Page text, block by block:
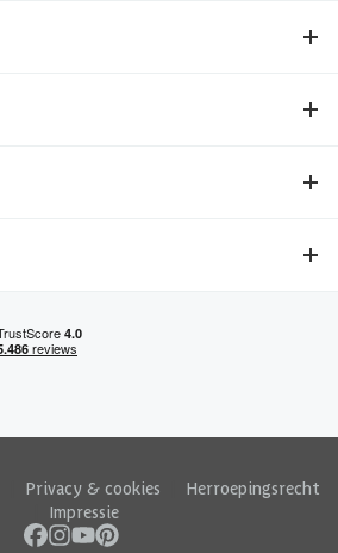
Privacy & cookies
Herroepingsrecht
Impressie